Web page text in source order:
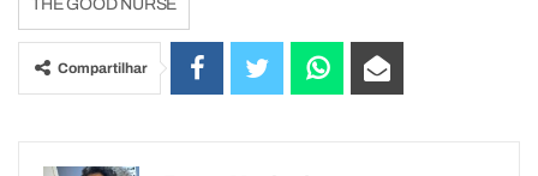
THE GOOD NURSE
Compartilhar